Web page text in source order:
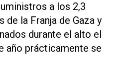
a los 2,3
de la Franja de Gaza y
durante el alto el
año prácticamente se